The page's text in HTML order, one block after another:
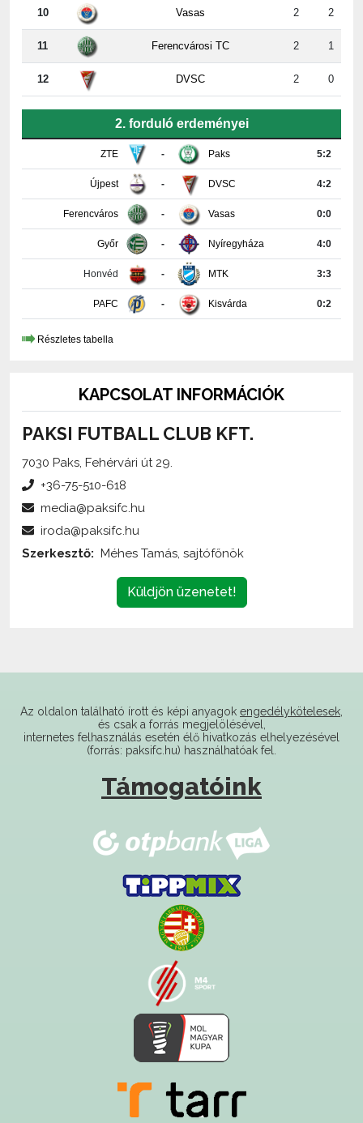
11 Ferencvárosi TC 2 1
12 DVSC 2 0
ZTE - Paks
Újpest DVSC 4:2
Ferencváros Vasas 0:0
Győr Nyíregyháza 4:0
Honvéd MTK 3:3
PAFC Kisvárda 0:2
Részletes tabella
PAKSI FUTBALL CLUB KFT.
7030 Paks, Fehérvári út 29.
Küldjön üzenetet!
internetes felhasználás esetén élő hivatkozás elhelyezésével
(forrás: paksifc.hu) használhatóak fel.
Támogatóink